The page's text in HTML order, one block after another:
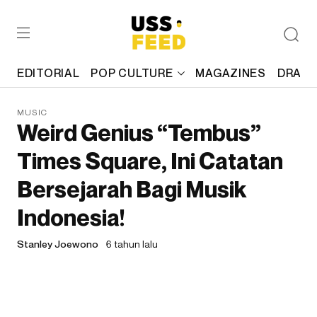
EDITORIAL POP CULTURE MAGAZINES
MUSIC
Weird Genius “Tembus”
Times Square, Ini Catatan
Bersejarah Bagi Musik
Indonesia!
Stanley Joewono 6 tahun lalu